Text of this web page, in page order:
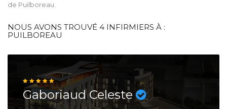
de Puilboreau.
NOUS AVONS TROUVÉ 4 INFIRMIERS À :
PUILBOREAU
Gaboriaud Celeste